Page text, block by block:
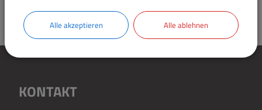
KONTAKT
Alle akzeptieren Alle ablehnen